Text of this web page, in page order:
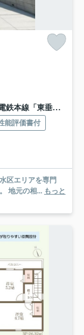
線「東垂水」駅 徒歩18分
能評価書付
区エリアを専門
地元の相... もっと